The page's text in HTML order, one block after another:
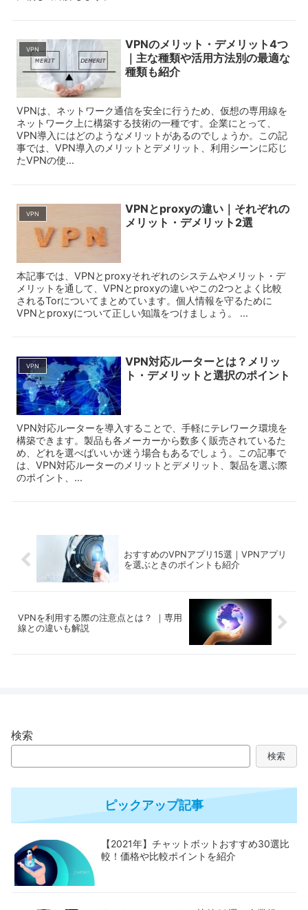
VPN
VPNのメリット・デメリット4つ
｜主な種類や活用方法別の最適な
種類も紹介
VPNは、ネットワーク通信を安全に行うため、仮想の専用線を
ネットワーク上に構築する技術の一種です。企業にとって、
VPN導入にはどのようなメリットがあるのでしょうか。この記
事では、VPN導入のメリットとデメリット、利用シーンに応じ
たVPNの使...
VPN
VPNとproxyの違い｜それぞれの
メリット・デメリット2選
本記事では、VPNとproxyそれぞれのシステムやメリット・デ
メリットを通して、VPNとproxyの違いやこの2つとよく比較
されるTorについてまとめています。個人情報を守るために
VPNとproxyについて正しい知識をつけましょう。 ...
VPN
VPN対応ルーターとは？メリッ
ト・デメリットと選択のポイント
VPN対応ルーターを導入することで、手軽にテレワーク環境を
構築できます。製品も各メーカーから数多く販売されているた
め、どれを選べばいいか迷う場合もあるでしょう。この記事で
は、VPN対応ルーターのメリットとデメリット、製品を選ぶ際
のポイント、...
おすすめのVPNアプリ15選｜VPNアプリ
を選ぶときのポイントも紹介
VPNを利用する際の注意点とは？ ｜専用
線との違いも解説
検索
検索
ピックアップ記事
【2021年】チャットボットおすすめ30選比
較！価格や比較ポイントを紹介